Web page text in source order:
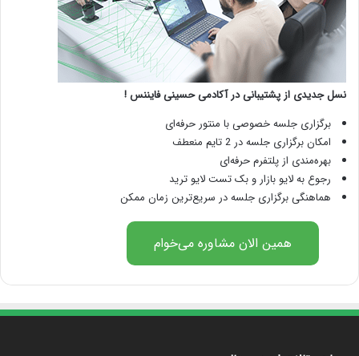
نسل جدیدی از پشتیبانی در آکادمی حسینی فایننس !
برگزاری جلسه خصوصی با منتور حرفه‌ای
امکان برگزاری جلسه در 2 تایم منعطف
بهره‌مندی از پلتفرم حرفه‌ای
رجوع به لایو بازار و بک تست لایو ترید
هماهنگی برگزاری جلسه در سریع‌ترین زمان ممکن
همین الان مشاوره می‌خوام